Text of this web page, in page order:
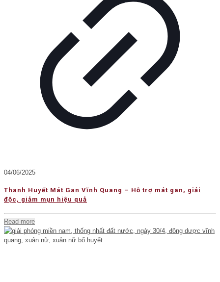
04/06/2025
Thanh Huyết Mát Gan Vĩnh Quang – Hỗ trợ mát gan, giải
độc, giảm mụn hiệu quả
Read more